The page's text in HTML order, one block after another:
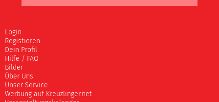
Login
Registieren
Dein Profil
Hilfe / FAQ
Bilder
Über Uns
Unser Service
Werbung auf Kreuzlinger.net